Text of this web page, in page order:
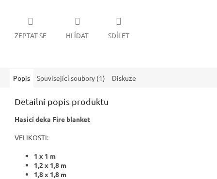
ZEPTAT SE HLÍDAT SDÍLET
Popis Související soubory (1) Diskuze
Detailní popis produktu
Hasicí deka Fire blanket
VELIKOSTI:
1 x 1 m
1,2 x 1,8 m
1,8 x 1,8 m